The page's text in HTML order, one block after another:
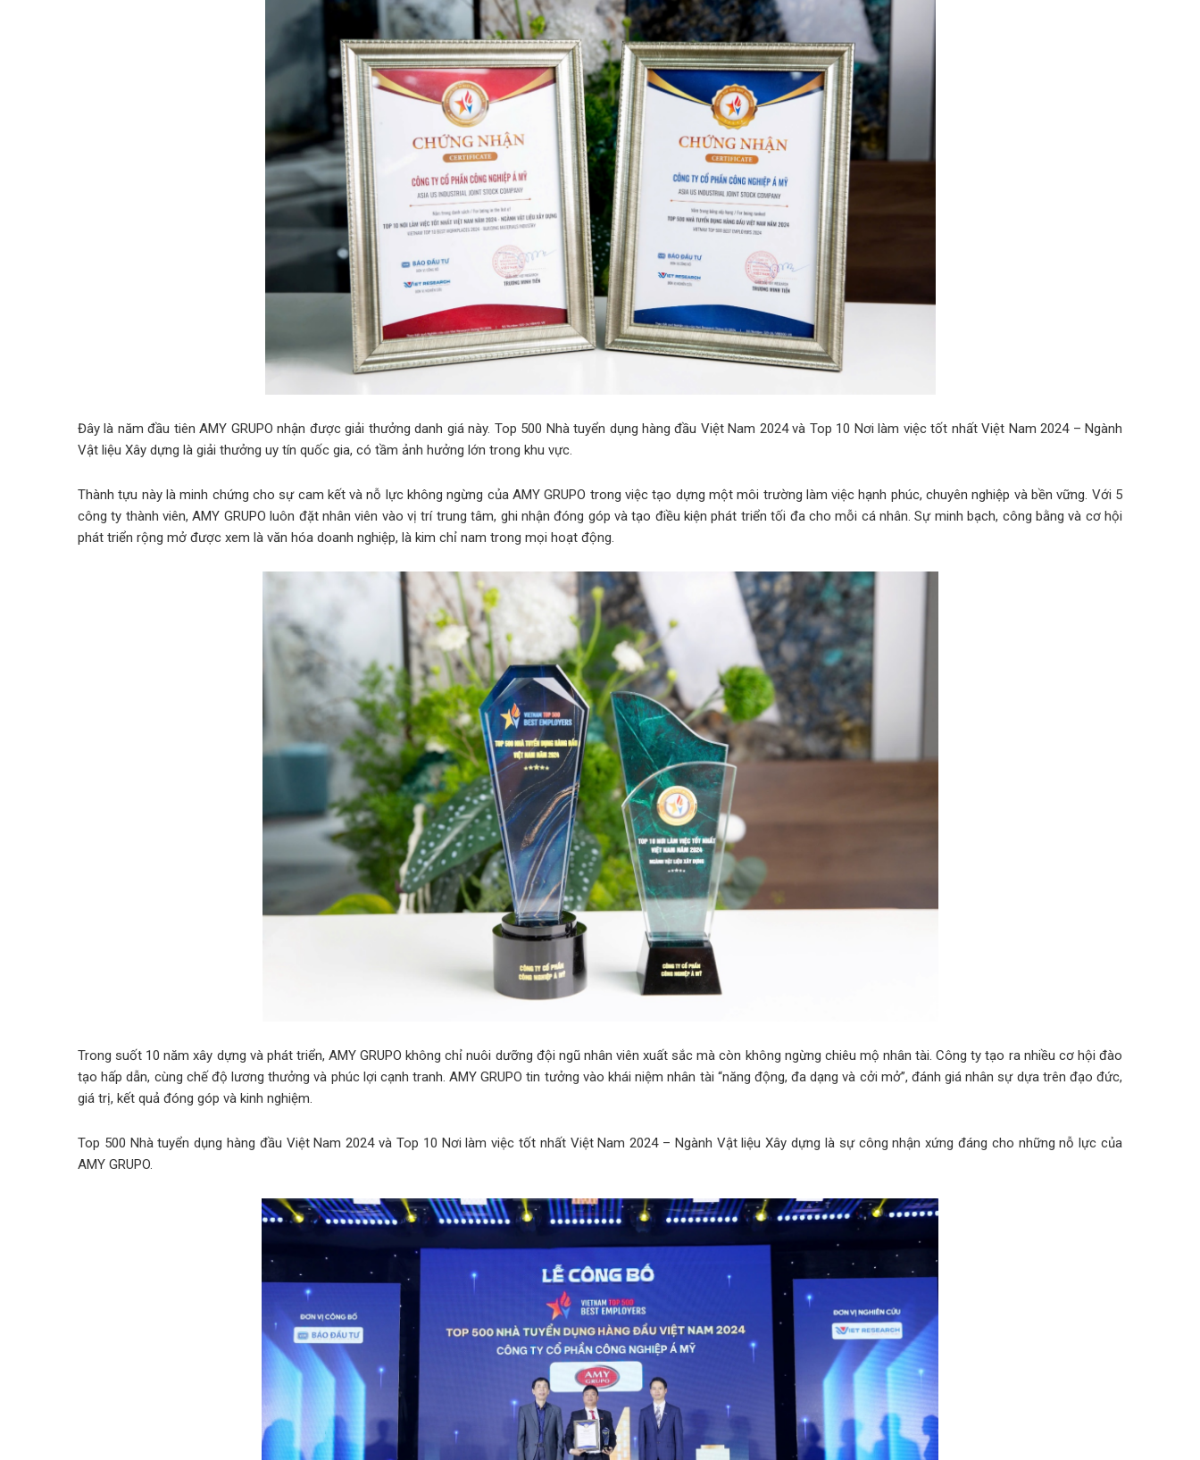
Đây là năm đầu tiên AMY GRUPO nhận được giải thưởng danh giá này. Top 500 Nhà tuyển dụng hàng đầu Việt Nam 2024 và Top 10 Nơi làm việc tốt nhất Việt Nam 2024 – Ngành
Vật liệu Xây dựng là giải thưởng uy tín quốc gia, có tầm ảnh hưởng lớn trong khu vực.
Thành tựu này là minh chứng cho sự cam kết và nỗ lực không ngừng của AMY GRUPO trong việc tạo dựng một môi trường làm việc hạnh phúc, chuyên nghiệp và bền vững. Với 5
công ty thành viên, AMY GRUPO luôn đặt nhân viên vào vị trí trung tâm, ghi nhận đóng góp và tạo điều kiện phát triển tối đa cho mỗi cá nhân. Sự minh bạch, công bằng và cơ hội
phát triển rộng mở được xem là văn hóa doanh nghiệp, là kim chỉ nam trong mọi hoạt động.
Trong suốt 10 năm xây dựng và phát triển, AMY GRUPO không chỉ nuôi dưỡng đội ngũ nhân viên xuất sắc mà còn không ngừng chiêu mộ nhân tài. Công ty tạo ra nhiều cơ hội đào
tạo hấp dẫn, cùng chế độ lương thưởng và phúc lợi cạnh tranh. AMY GRUPO tin tưởng vào khái niệm nhân tài “năng động, đa dạng và cởi mở”, đánh giá nhân sự dựa trên đạo đức,
giá trị, kết quả đóng góp và kinh nghiệm.
Top 500 Nhà tuyển dụng hàng đầu Việt Nam 2024 và Top 10 Nơi làm việc tốt nhất Việt Nam 2024 – Ngành Vật liệu Xây dựng là sự công nhận xứng đáng cho những nỗ lực của
AMY GRUPO.